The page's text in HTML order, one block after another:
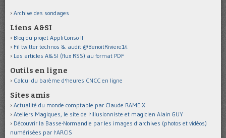
Archive des sondages
Liens A&SI
Blog du projet AppliConso II
Fil twitter technos & audit @BenoitRiviere14
Les articles A&SI (flux RSS) au format PDF
Outils en ligne
Calcul du barème d'heures CNCC en ligne
Sites amis
Actualité du monde comptable par Claude RAMEIX
Ateliers Magiques, le site de l'illusionniste et magicien Alain GUY
Découvrir la Basse-Normandie par les images d'archives (photos et vidéos)
numérisées par l'ARCIS